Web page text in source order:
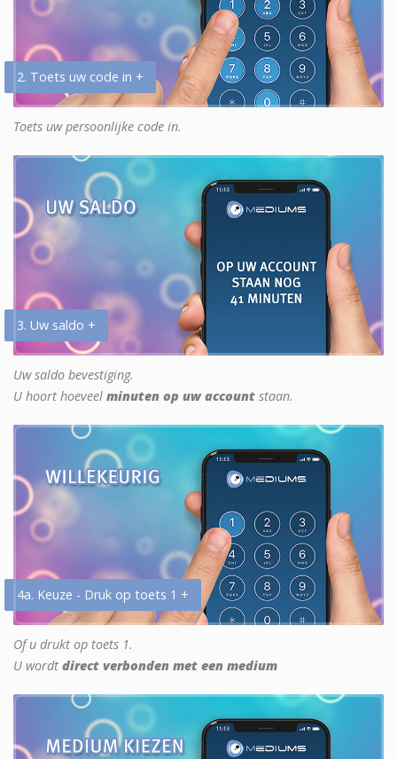
2. Toets uw code in +
Toets uw persoonlijke code in.
3. Uw saldo +
Uw saldo bevestiging.
U hoort hoeveel minuten op uw account staan.
4a. Keuze - Druk op toets 1 +
Of u drukt op toets 1.
U wordt direct verbonden met een medium